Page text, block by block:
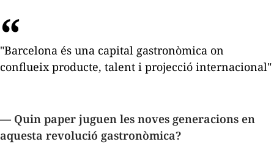
"Barcelona és una capital gastronòmica on
conflueix producte, talent i projecció internacional"
— Quin paper juguen les noves generacions en
aquesta revolució gastronòmica?